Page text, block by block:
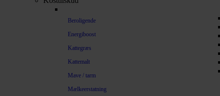
Beroligende
Energiboost
Kattegræs
Kattemalt
Mave / tarm
Mælkeerstatning